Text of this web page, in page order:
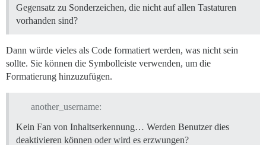
Gegensatz zu Sonderzeichen, die nicht auf allen Tastaturen
vorhanden sind?
Dann würde vieles als Code formatiert werden, was nicht sein
sollte. Sie können die Symbolleiste verwenden, um die
Formatierung hinzuzufügen.
another_username:
Kein Fan von Inhaltserkennung… Werden Benutzer dies
deaktivieren können oder wird es erzwungen?